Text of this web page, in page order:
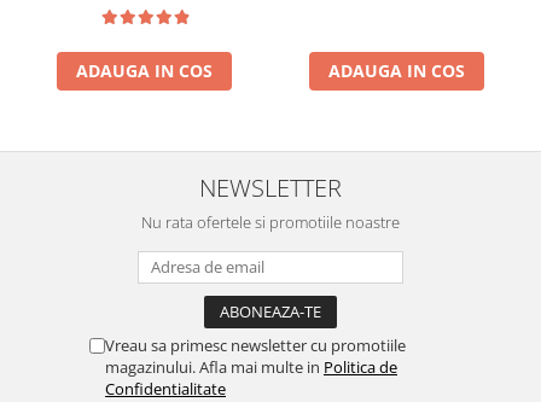
ADAUGA IN COS ADAUGA IN COS
NEWSLETTER
Nu rata ofertele si promotiile noastre
Vreau sa primesc newsletter cu promotiile
magazinului. Afla mai multe in Politica de
Confidentialitate